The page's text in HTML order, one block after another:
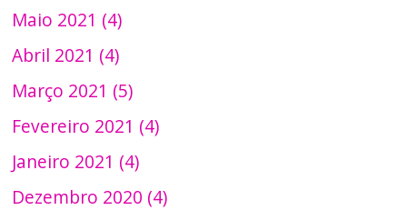
Maio 2021 (4)
Abril 2021 (4)
Março 2021 (5)
Fevereiro 2021 (4)
Janeiro 2021 (4)
Dezembro 2020 (4)